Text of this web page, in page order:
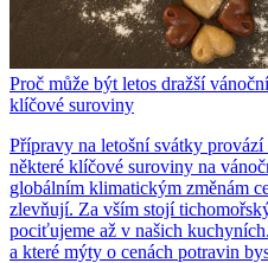
Proč může být letos dražší
klíčové suroviny
Přípravy na letošní svátky
některé klíčové suroviny na
globálním klimatickým změnám
zlevňují. Za vším stojí
pociťujeme až v našich
a které mýty o cenách potravin